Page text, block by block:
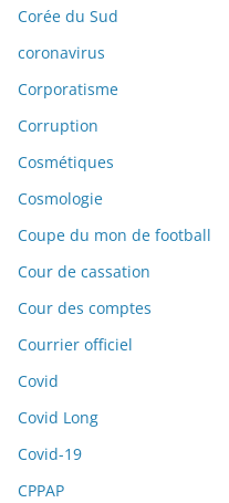
Corée du Sud
coronavirus
Corporatisme
Corruption
Cosmétiques
Cosmologie
Coupe du mon de football
Cour de cassation
Cour des comptes
Courrier officiel
Covid
Covid Long
Covid-19
CPPAP